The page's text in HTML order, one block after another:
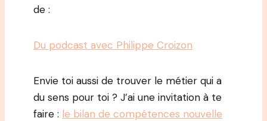
de :
Du podcast avec Philippe Croizon
Envie toi aussi de trouver le métier qui a
du sens pour toi ? J’ai une invitation à te
faire : le bilan de compétences nouvelle